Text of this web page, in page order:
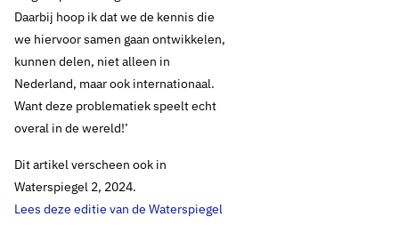
Daarbij hoop ik dat we de kennis die
we hiervoor samen gaan ontwikkelen,
kunnen delen, niet alleen in
Nederland, maar ook internationaal.
Want deze problematiek speelt echt
overal in de wereld!’
Dit artikel verscheen ook in
Waterspiegel 2, 2024.
Lees deze editie van de Waterspiegel